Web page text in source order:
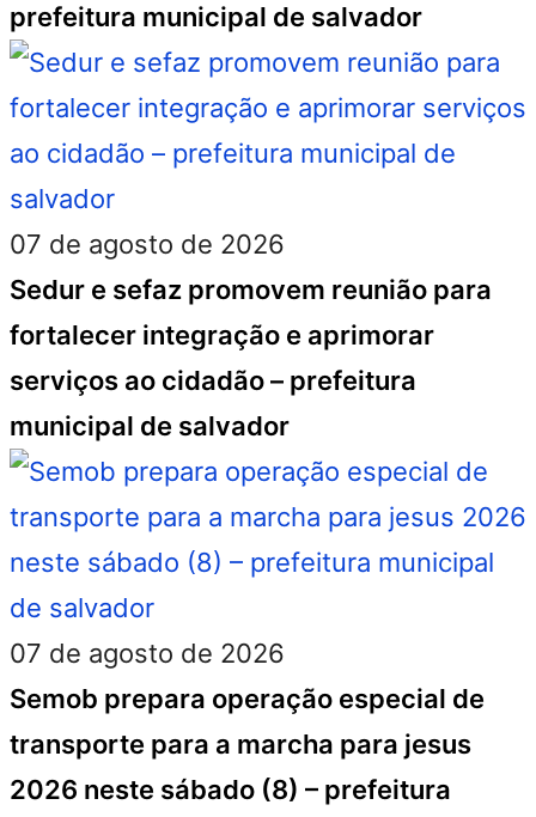
prefeitura municipal de salvador
07 de agosto de 2026
Sedur e sefaz promovem reunião para
fortalecer integração e aprimorar
serviços ao cidadão – prefeitura
municipal de salvador
07 de agosto de 2026
Semob prepara operação especial de
transporte para a marcha para jesus
2026 neste sábado (8) – prefeitura